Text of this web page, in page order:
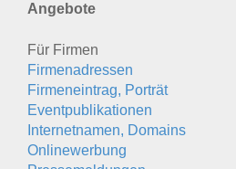
Angebote
Für Firmen
Firmenadressen
Firmeneintrag, Porträt
Eventpublikationen
Internetnamen, Domains
Onlinewerbung